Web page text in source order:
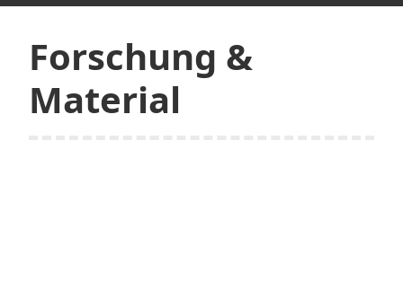
Forschung &
Material